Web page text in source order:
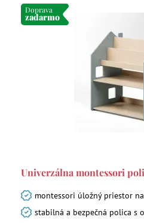
Doprava
zadarmo
Univerzálna montessori
montessori úložný priestor
stabilná a bezpečná polica s